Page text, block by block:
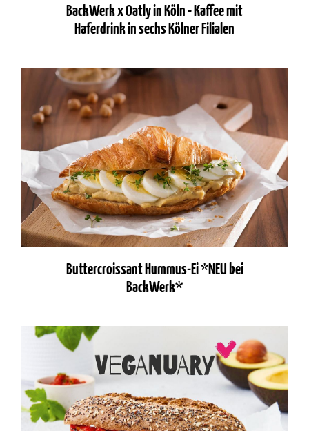
BackWerk x Oatly in Köln - Kaffee mit
Haferdrink in sechs Kölner Filialen
Buttercroissant Hummus-Ei *NEU bei
BackWerk*